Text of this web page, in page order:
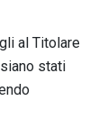
al Titolare
stati